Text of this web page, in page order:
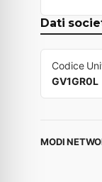
Dati
Codice
GV1GR0L
MODI